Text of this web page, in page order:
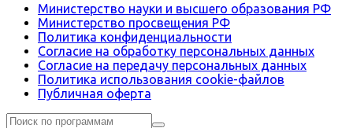
Министерство науки и высшего образования РФ
Министерство просвещения РФ
Политика конфиденциальности
Согласие на обработку персональных данных
Согласие на передачу персональных данных
Политика использования сookie-файлов
Публичная оферта